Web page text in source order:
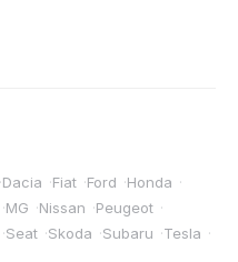
·Dacia ·Fiat ·Ford ·Honda ·
·MG ·Nissan ·Peugeot ·
·Seat ·Skoda ·Subaru ·Tesla ·